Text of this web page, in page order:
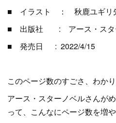
■ イラスト ： 秋鹿ユギリ
■ 出版社 : アース・スタ
■ 発売日 ‏ : ‎ 2022/4/15
このページ数のすごさ、わか
アース・スターノベルさんが
って、こんなにページ数を増